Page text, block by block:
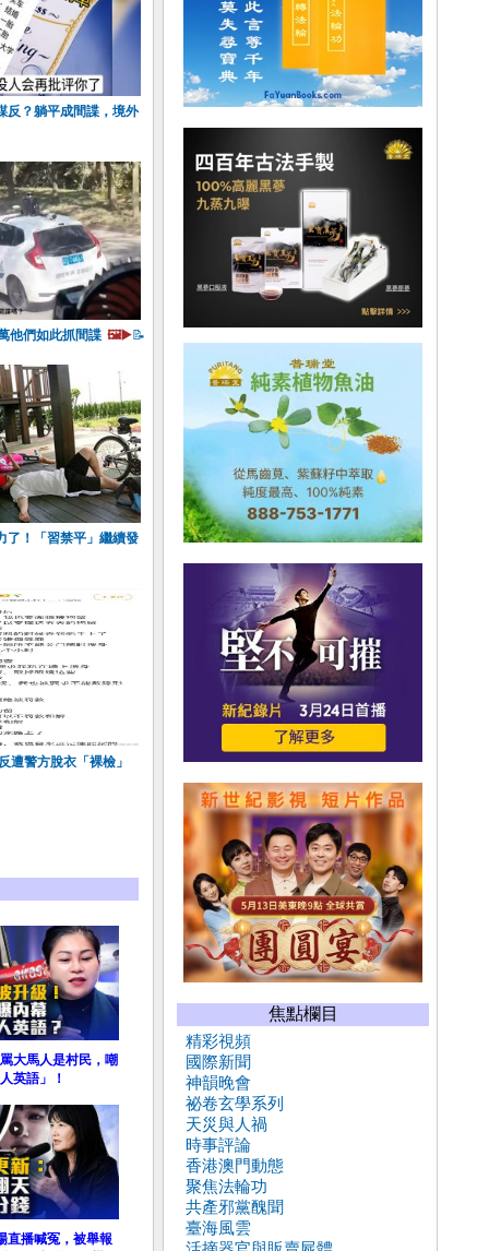
反？躺平成間諜，境外
他們如此抓間諜 🖼️▶️📝
了！「習禁平」繼續發
遭警方脫衣「裸檢」
大馬人是村民，嘲
英語」！
直播喊冤，被舉報
焦點欄目
精彩視頻
國際新聞
神韻晚會
祕卷玄學系列
天災與人禍
時事評論
香港澳門動態
聚焦法輪功
共產邪黨醜聞
臺海風雲